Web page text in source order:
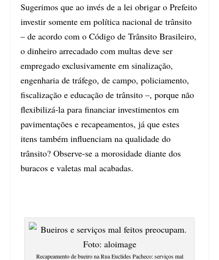
Sugerimos que ao invés de a lei obrigar o Prefeito
investir somente em política nacional de trânsito
– de acordo com o Código de Trânsito Brasileiro,
o dinheiro arrecadado com multas deve ser
empregado exclusivamente em sinalização,
engenharia de tráfego, de campo, policiamento,
fiscalização e educação de trânsito –, porque não
flexibilizá-la para financiar investimentos em
pavimentações e recapeamentos, já que estes
itens também influenciam na qualidade do
trânsito? Observe-se a morosidade diante dos
buracos e valetas mal acabadas.
Recapeamento de bueiro na Rua Euclides Pacheco: serviços mal